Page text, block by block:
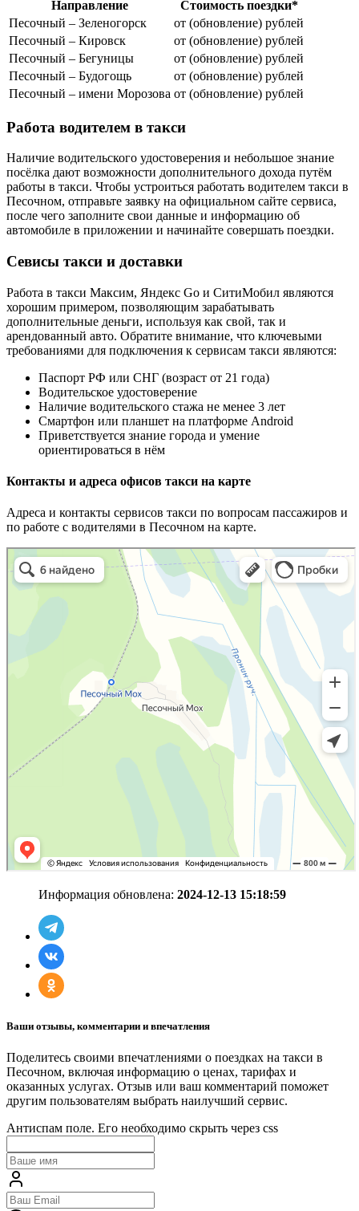
Направление
Стоимость поездки*
Песочный – Зеленогорск
от (обновление) рублей
Песочный – Кировск
от (обновление) рублей
Песочный – Бегуницы
от (обновление) рублей
Песочный – Будогощь
от (обновление) рублей
Песочный – имени Морозова от (обновление) рублей
Работа водителем в такси
Наличие водительского удостоверения и небольшое знание
посёлка дают возможности дополнительного дохода путём
работы в такси. Чтобы устроиться работать водителем такси в
Песочном, отправьте заявку на официальном сайте сервиса,
после чего заполните свои данные и информацию об
автомобиле в приложении и начинайте совершать поездки.
Севисы такси и доставки
Работа в такси Максим, Яндекс Go и СитиМобил являются
хорошим примером, позволяющим зарабатывать
дополнительные деньги, используя как свой, так и
арендованный авто. Обратите внимание, что ключевыми
требованиями для подключения к сервисам такси являются:
Паспорт РФ или СНГ (возраст от 21 года)
Водительское удостоверение
Наличие водительского стажа не менее 3 лет
Смартфон или планшет на платформе Android
Приветствуется знание города и умение
ориентироваться в нём
Контакты и адреса офисов такси на карте
Адреса и контакты сервисов такси по вопросам пассажиров и
по работе с водителями в Песочном на карте.
Информация обновлена: 2024-12-13 15:18:59
Ваши отзывы, комментарии и впечатления
Поделитесь своими впечатлениями о поездках на такси в
Песочном, включая информацию о ценах, тарифах и
оказанных услугах. Отзыв или ваш комментарий поможет
другим пользователям выбрать наилучший сервис.
Антиспам поле. Его необходимо скрыть через css